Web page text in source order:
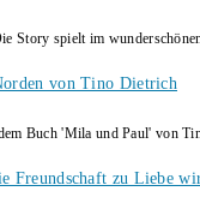
Story spielt im
von Tino Dietrich
Buch 'Mila und Paul' von
Freundschaft zu Liebe